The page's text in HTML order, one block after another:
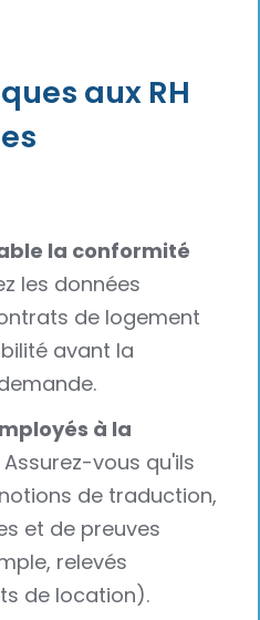
aux RH
la conformité
les données
de logement
avant la
à la
Assurez-vous qu'ils
de traduction,
et de preuves
relevés
de location).